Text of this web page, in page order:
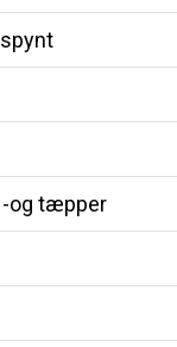
og tæpper